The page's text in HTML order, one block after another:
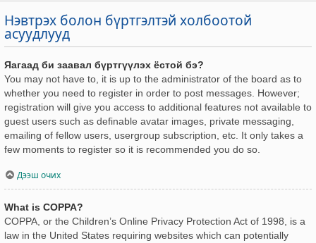
Нэвтрэх болон бүртгэлтэй холбоотой
асуудлууд
Яагаад би заавал бүртгүүлэх ёстой бэ?
You may not have to, it is up to the administrator of the board as to
whether you need to register in order to post messages. However;
registration will give you access to additional features not available to
guest users such as definable avatar images, private messaging,
emailing of fellow users, usergroup subscription, etc. It only takes a
few moments to register so it is recommended you do so.
Дээш очих
What is COPPA?
COPPA, or the Children’s Online Privacy Protection Act of 1998, is a
law in the United States requiring websites which can potentially